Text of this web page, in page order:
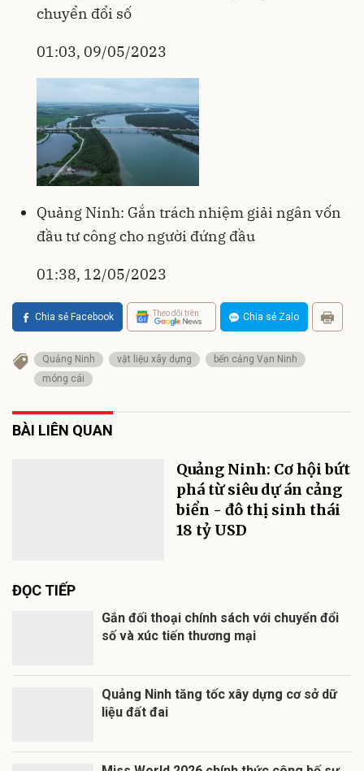
chuyển đổi số
01:03, 09/05/2023
Quảng Ninh: Gắn trách nhiệm giải ngân vốn
đầu tư công cho người đứng đầu
01:38, 12/05/2023
Chia sẻ Facebook Theo dõi trên Chia sẻ Zalo
Quảng Ninh vật liệu xây dựng
bến cảng Vạn Ninh
móng cái
BÀI LIÊN QUAN
Quảng Ninh: Cơ hội bứt
phá từ siêu dự án cảng
biển - đô thị sinh thái
18 tỷ USD
ĐỌC TIẾP
Gắn đối thoại chính sách với chuyển đổi
số và xúc tiến thương mại
Quảng Ninh tăng tốc xây dựng cơ sở dữ
liệu đất đai